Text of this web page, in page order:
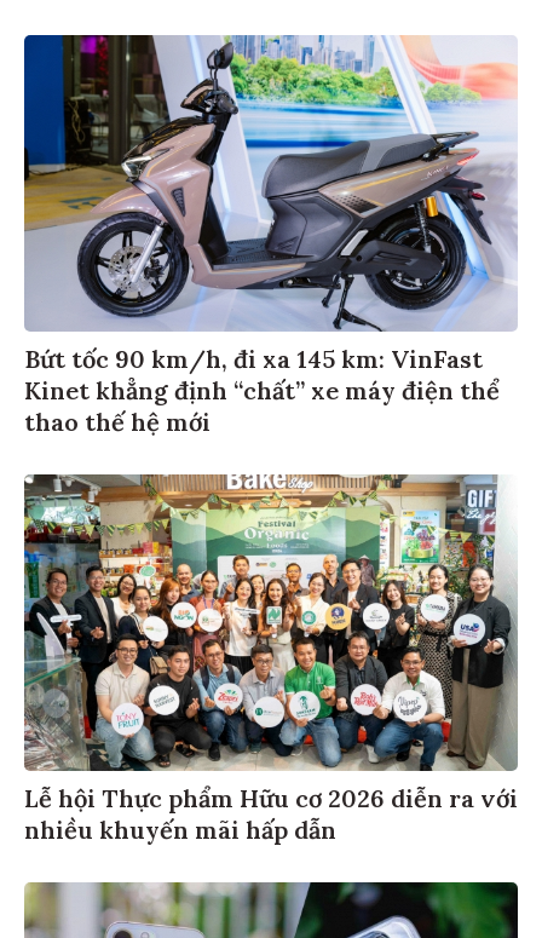
Bứt tốc 90 km/h, đi xa 145 km: VinFast
Kinet khẳng định “chất” xe máy điện thể
thao thế hệ mới
Lễ hội Thực phẩm Hữu cơ 2026 diễn ra với
nhiều khuyến mãi hấp dẫn